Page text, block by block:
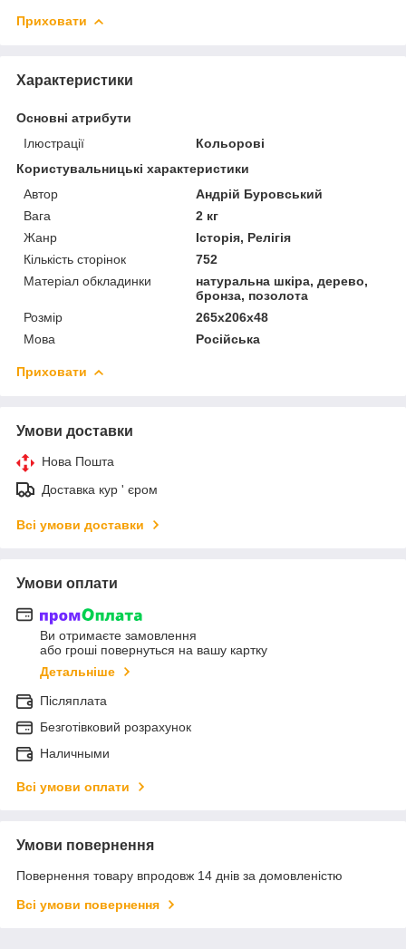
Приховати
Характеристики
Основні атрибути
Ілюстрації
Кольорові
Користувальницькі характеристики
Автор
Андрій Буровський
Вага
2 кг
Жанр
Історія, Релігія
Кількість сторінок
752
Матеріал обкладинки
натуральна шкіра, дерево,
бронза, позолота
Розмір
265х206х48
Мова
Російська
Приховати
Умови доставки
Нова Пошта
Доставка кур ' єром
Всі умови доставки
Умови оплати
Ви отримаєте замовлення
або гроші повернуться на вашу картку
Детальніше
Післяплата
Безготівковий розрахунок
Наличными
Всі умови оплати
Умови повернення
Повернення товару впродовж 14 днів за домовленістю
Всі умови повернення